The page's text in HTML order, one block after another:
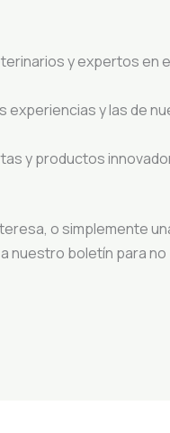
y expertos en
y las de
y productos
o simplemente
nuestro boletín para